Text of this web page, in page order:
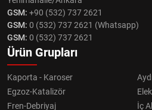
GSM: +90 (532) 737 2621
GSM: 0 (532) 737 2621 (Whatsapp)
GSM: 0 (532) 737 2621
Ürün Grupları
Kaporta - Karoser
Egzoz-Katalizör
Fren-Debriyaj
İç